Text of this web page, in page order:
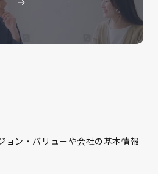
ョン・バリューや会社の基本情報